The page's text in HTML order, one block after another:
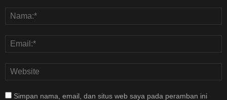
Simpan nama, email, dan situs web saya pada peramban ini